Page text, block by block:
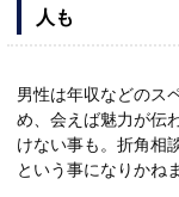
人も
男性は年収などのス
め、会えば魅力が伝
けない事も。折角相
という事になりかね